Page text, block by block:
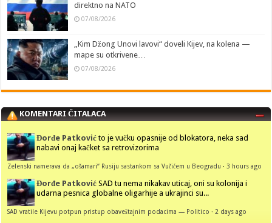
direktno na NATO
07/08/2026
„Kim Džong Unovi lavovi“ doveli Kijev, na kolena —
mape su otkrivene…
07/08/2026
KOMENTARI ČITALACA
Đorđe Patković to je vučku opasnije od blokatora, neka sad
nabavi onaj kačket sa retrovizorima
Zelenski namerava da „ošamari“ Rusiju sastankom sa Vučićem u Beogradu ·3 hours ago
Đorđe Patković SAD tu nema nikakav uticaj, oni su kolonija i
udarna pesnica globalne oligarhije a ukrajinci su...
SAD vratile Kijevu potpun pristup obaveštajnim podacima — Politico · 2 days ago